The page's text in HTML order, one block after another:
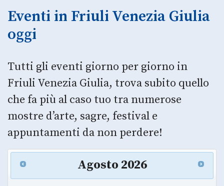
Eventi in Friuli Venezia Giulia
oggi
Tutti gli eventi giorno per giorno in
Friuli Venezia Giulia, trova subito quello
che fa più al caso tuo tra numerose
mostre d’arte, sagre, festival e
appuntamenti da non perdere!
Agosto 2026